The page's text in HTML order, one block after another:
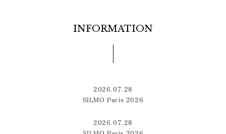
INFORMATION
2026.07.28
SILMO Paris 2026
2026.07.28